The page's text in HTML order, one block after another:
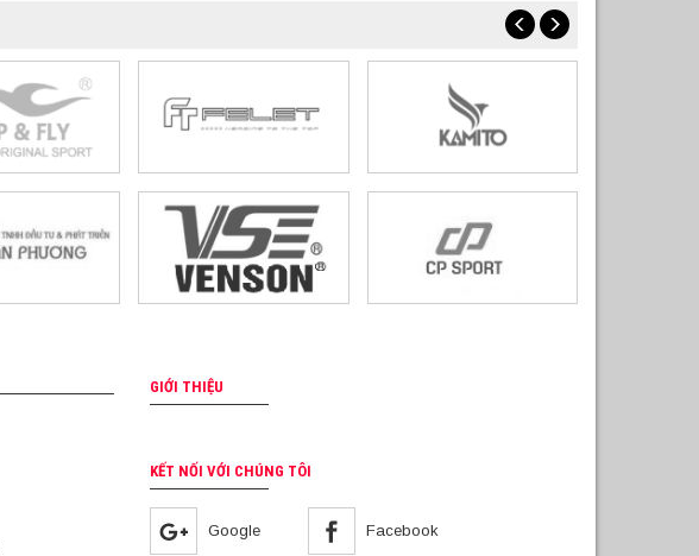
GIỚI THIỆU
KẾT NỐI VỚI CHÚNG TÔI
Google Facebook